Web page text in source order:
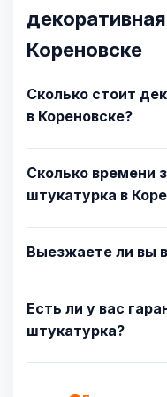
Кореновске
Сколько стоит
в Кореновске?
Сколько времени
штукатурка в
Выезжаете ли вы
Есть ли у вас
штукатурка?